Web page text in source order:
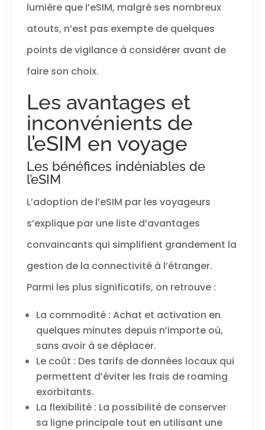
lumière que l’eSIM, malgré ses nombreux
atouts, n’est pas exempte de quelques
points de vigilance à considérer avant de
faire son choix.
Les avantages et
inconvénients de
l’eSIM en voyage
Les bénéfices indéniables de
l’eSIM
L’adoption de l’eSIM par les voyageurs
s’explique par une liste d’avantages
convaincants qui simplifient grandement la
gestion de la connectivité à l’étranger.
Parmi les plus significatifs, on retrouve :
La commodité : Achat et activation en
quelques minutes depuis n’importe où,
sans avoir à se déplacer.
Le coût : Des tarifs de données locaux qui
permettent d’éviter les frais de roaming
exorbitants.
La flexibilité : La possibilité de conserver
sa ligne principale tout en utilisant une